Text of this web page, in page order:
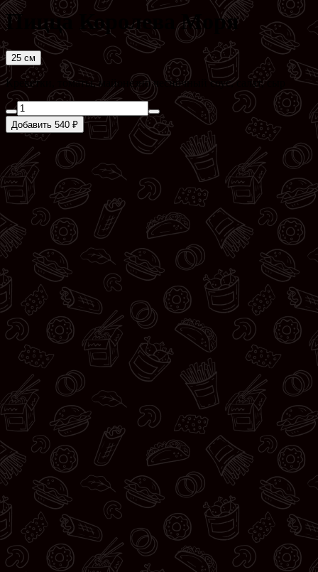
Пицца Королева Моря
25 см
Креветки, томаты, майонезно чесночный соус, салат, сыр
Добавить 540 ₽